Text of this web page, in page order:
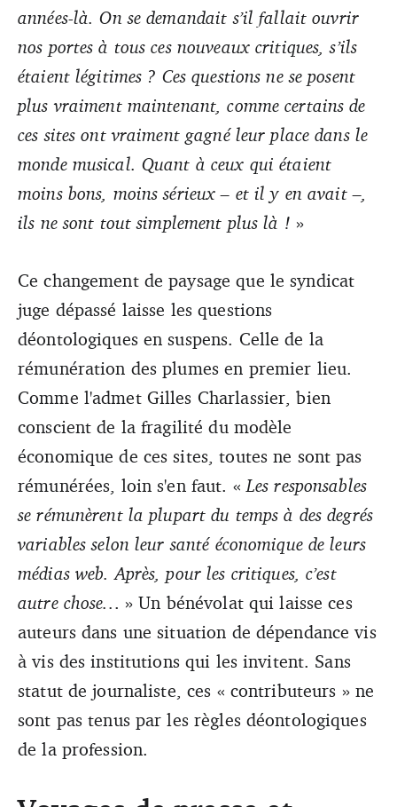
années-là. On se demandait s’il fallait ouvrir
nos portes à tous ces nouveaux critiques, s’ils
étaient légitimes ? Ces questions ne se posent
plus vraiment maintenant, comme certains de
ces sites ont vraiment gagné leur place dans le
monde musical. Quant à ceux qui étaient
moins bons, moins sérieux – et il y en avait –,
ils ne sont tout simplement plus là ! »
Ce changement de paysage que le syndicat
juge dépassé laisse les questions
déontologiques en suspens. Celle de la
rémunération des plumes en premier lieu.
Comme l'admet Gilles Charlassier, bien
conscient de la fragilité du modèle
économique de ces sites, toutes ne sont pas
rémunérées, loin s'en faut. « Les responsables
se rémunèrent la plupart du temps à des degrés
variables selon leur santé économique de leurs
médias web. Après, pour les critiques, c’est
autre chose... » Un bénévolat qui laisse ces
auteurs dans une situation de dépendance vis
à vis des institutions qui les invitent. Sans
statut de journaliste, ces « contributeurs » ne
sont pas tenus par les règles déontologiques
de la profession.